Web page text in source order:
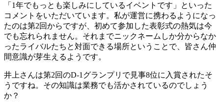
「1年でもっとも楽しみにしているイベントです」といった
コメントをいただいています。私が運営に携わるようになっ
たのは第2回からですが、初めて参加した表彰式の熱気は今
でも忘れられません。それまでニックネームしか分からなか
ったライバルたちと対面できる場所ということで、皆さん仲
間意識が芽生えるようです。
井上さんは第2回のD-1グランプリで見事8位に入賞されたそ
うですね。その知識は業務でも活かされているのでしょう
か？